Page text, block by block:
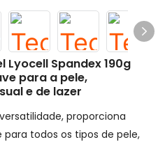
Lyocell Spandex 190g
para a pele,
e de lazer
proporciona
todos os tipos de pele,